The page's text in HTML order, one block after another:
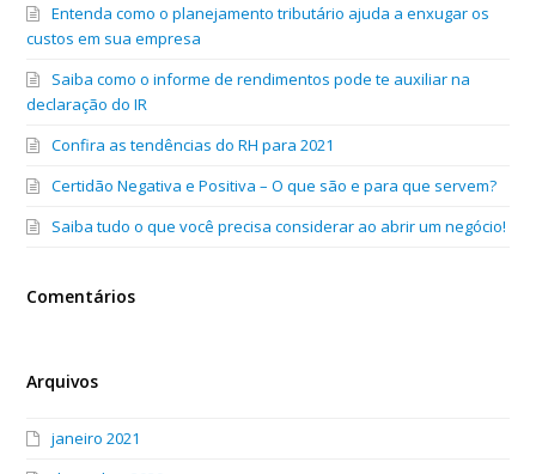
Entenda como o planejamento tributário ajuda a enxugar os
custos em sua empresa
Saiba como o informe de rendimentos pode te auxiliar na
declaração do IR
Confira as tendências do RH para 2021
Certidão Negativa e Positiva – O que são e para que servem?
Saiba tudo o que você precisa considerar ao abrir um negócio!
Comentários
Arquivos
janeiro 2021